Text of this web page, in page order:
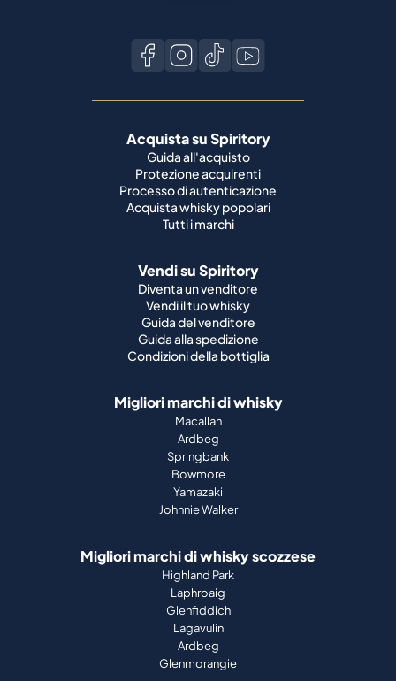
Acquista su Spiritory
Guida all'acquisto
Protezione acquirenti
Processo di autenticazione
Acquista whisky popolari
Tutti i marchi
Vendi su Spiritory
Diventa un venditore
Vendi il tuo whisky
Guida del venditore
Guida alla spedizione
Condizioni della bottiglia
Migliori marchi di whisky
Macallan
Ardbeg
Springbank
Bowmore
Yamazaki
Johnnie Walker
Migliori marchi di whisky scozzese
Highland Park
Laphroaig
Glenfiddich
Lagavulin
Ardbeg
Glenmorangie